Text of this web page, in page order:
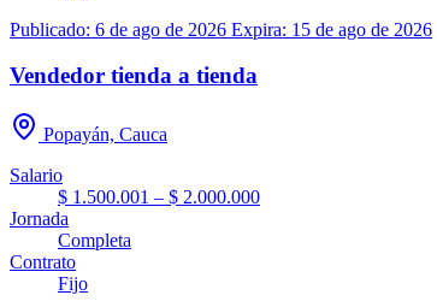
Publicado: 6 de ago de 2026 Expira: 15 de ago de 2026
Vendedor tienda a tienda
Popayán, Cauca
Salario
$ 1.500.001 – $ 2.000.000
Jornada
Completa
Contrato
Fijo